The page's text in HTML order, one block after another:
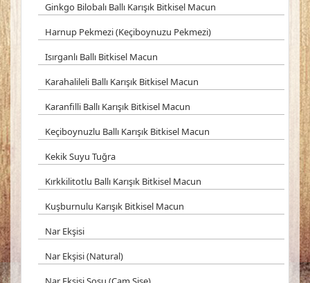
Ginkgo Bilobalı Ballı Karışık Bitkisel Macun
Harnup Pekmezi (Keçiboynuzu Pekmezi)
Isırganlı Ballı Bitkisel Macun
Karahalileli Ballı Karışık Bitkisel Macun
Karanfilli Ballı Karışık Bitkisel Macun
Keçiboynuzlu Ballı Karışık Bitkisel Macun
Kekik Suyu Tuğra
Kırkkilitotlu Ballı Karışık Bitkisel Macun
Kuşburnulu Karışık Bitkisel Macun
Nar Ekşisi
Nar Ekşisi (Natural)